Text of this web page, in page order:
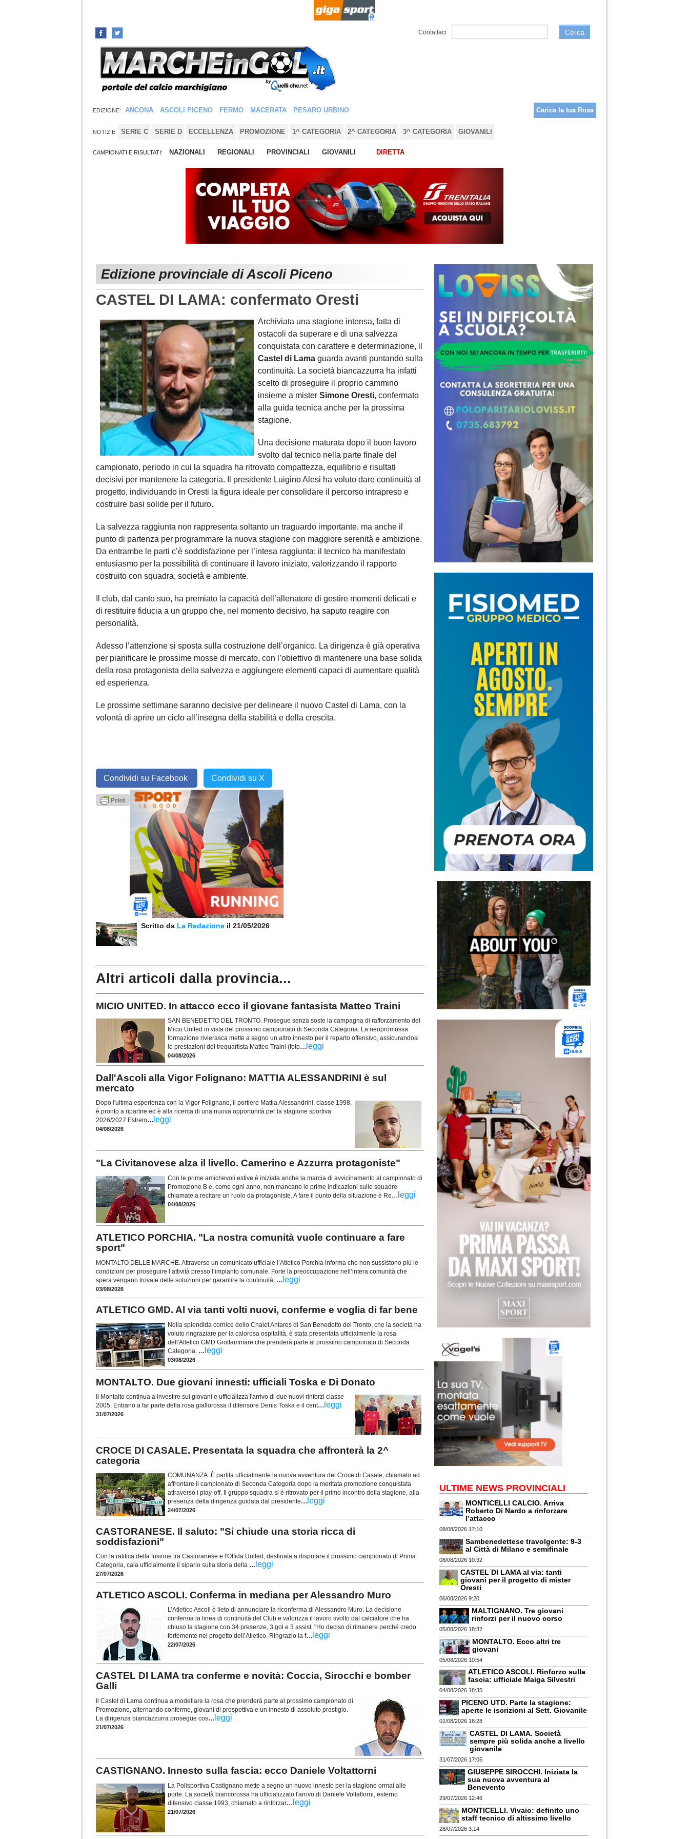
Contattaci Cerca
EDIZIONE: ANCONA ASCOLI PICENO FERMO MACERATA PESARO URBINO Carica la tua Rosa
NOTIZIE: SERIE C SERIE D ECCELLENZA PROMOZIONE 1^ CATEGORIA 2^ CATEGORIA 3^ CATEGORIA GIOVANILI
CAMPIONATI E RISULTATI: NAZIONALI REGIONALI PROVINCIALI GIOVANILI DIRETTA
Edizione provinciale di Ascoli Piceno
CASTEL DI LAMA: confermato Oresti
Archiviata una stagione intensa, fatta di
ostacoli da superare e di una salvezza
conquistata con carattere e determinazione, il
Castel di Lama guarda avanti puntando sulla
continuità. La società biancazzurra ha infatti
scelto di proseguire il proprio cammino
insieme a mister Simone Oresti, confermato
alla guida tecnica anche per la prossima
stagione.
Una decisione maturata dopo il buon lavoro
svolto dal tecnico nella parte finale del
campionato, periodo in cui la squadra ha ritrovato compattezza, equilibrio e risultati
decisivi per mantenere la categoria. Il presidente Luigino Alesi ha voluto dare continuità al
progetto, individuando in Oresti la figura ideale per consolidare il percorso intrapreso e
costruire basi solide per il futuro.
La salvezza raggiunta non rappresenta soltanto un traguardo importante, ma anche il
punto di partenza per programmare la nuova stagione con maggiore serenità e ambizione.
Da entrambe le parti c’è soddisfazione per l’intesa raggiunta: il tecnico ha manifestato
entusiasmo per la possibilità di continuare il lavoro iniziato, valorizzando il rapporto
costruito con squadra, società e ambiente.
Il club, dal canto suo, ha premiato la capacità dell’allenatore di gestire momenti delicati e
di restituire fiducia a un gruppo che, nel momento decisivo, ha saputo reagire con
personalità.
Adesso l’attenzione si sposta sulla costruzione dell’organico. La dirigenza è già operativa
per pianificare le prossime mosse di mercato, con l’obiettivo di mantenere una base solida
della rosa protagonista della salvezza e aggiungere elementi capaci di aumentare qualità
ed esperienza.
Le prossime settimane saranno decisive per delineare il nuovo Castel di Lama, con la
volontà di aprire un ciclo all’insegna della stabilità e della crescita.
Condividi su Facebook Condividi su X
Scritto da La Redazione il 21/05/2026
Altri articoli dalla provincia...
MICIO UNITED. In attacco ecco il giovane fantasista Matteo Traini
SAN BENEDETTO DEL TRONTO. Prosegue senza soste la campagna di rafforzamento del
Micio United in vista del prossimo campionato di Seconda Categoria. La neopromossa
formazione rivierasca mette a segno un altro innesto per il reparto offensivo, assicurandosi
le prestazioni del trequartista Matteo Traini (foto... leggi
04/08/2026
Dall'Ascoli alla Vigor Folignano: MATTIA ALESSANDRINI è sul
mercato
Dopo l'ultima esperienza con la Vigor Folignano, il portiere Mattia Alessandrini, classe 1998,
è pronto a ripartire ed è alla ricerca di una nuova opportunità per la stagione sportiva
2026/2027.Estrem... leggi
04/08/2026
"La Civitanovese alza il livello. Camerino e Azzurra protagoniste"
Con le prime amichevoli estive è iniziata anche la marcia di avvicinamento al campionato di
Promozione B e, come ogni anno, non mancano le prime indicazioni sulle squadre
chiamate a recitare un ruolo da protagoniste. A fare il punto della situazione è Re... leggi
04/08/2026
ATLETICO PORCHIA. "La nostra comunità vuole continuare a fare
sport"
MONTALTO DELLE MARCHE. Attraverso un comunicato ufficiale l’Atletico Porchia informa che non sussistono più le
condizioni per proseguire l’attività presso l’impianto comunale. Forte la preoccupazione nell’intera comunità che
spera vengano trovate delle soluzioni per garantire la continuità. ... leggi
03/08/2026
ATLETICO GMD. Al via tanti volti nuovi, conferme e voglia di far bene
Nella splendida cornice dello Chalet Antares di San Benedetto del Tronto, che la società ha
voluto ringraziare per la calorosa ospitalità, è stata presentata ufficialmente la rosa
dell'Atletico GMD Grottammare che prenderà parte al prossimo campionato di Seconda
Categoria. ... leggi
03/08/2026
MONTALTO. Due giovani innesti: ufficiali Toska e Di Donato
Il Montalto continua a investire sui giovani e ufficializza l'arrivo di due nuovi rinforzi classe
2005. Entrano a far parte della rosa giallorossa il difensore Denis Toska e il cent... leggi
31/07/2026
CROCE DI CASALE. Presentata la squadra che affronterà la 2^
categoria
COMUNANZA. È partita ufficialmente la nuova avventura del Croce di Casale, chiamato ad
affrontare il campionato di Seconda Categoria dopo la meritata promozione conquistata
attraverso i play-off. Il gruppo squadra si è ritrovato per il primo incontro della stagione, alla
presenza della dirigenza guidata dal presidente... leggi
24/07/2026
CASTORANESE. Il saluto: "Si chiude una storia ricca di
soddisfazioni"
Con la ratifica della fusione tra Castoranese e l'Offida United, destinata a disputare il prossimo campionato di Prima
Categoria, cala ufficialmente il sipario sulla storia della ... leggi
27/07/2026
ATLETICO ASCOLI. Conferma in mediana per Alessandro Muro
L’Atletico Ascoli è lieto di annunciare la riconferma di Alessandro Muro. La decisione
conferma la linea di continuità del Club e valorizza il lavoro svolto dal calciatore che ha
chiuso la stagione con 34 presenze, 3 gol e 3 assist. "Ho deciso di rimanere perché credo
fortemente nel progetto dell’Atletico. Ringrazio la f... leggi
22/07/2026
CASTEL DI LAMA tra conferme e novità: Coccia, Sirocchi e bomber
Galli
Il Castel di Lama continua a modellare la rosa che prenderà parte al prossimo campionato di
Promozione, alternando conferme, giovani di prospettiva e un innesto di assoluto prestigio.
La dirigenza biancazzurra prosegue cos... leggi
21/07/2026
CASTIGNANO. Innesto sulla fascia: ecco Daniele Voltattorni
La Polisportiva Castignano mette a segno un nuovo innesto per la stagione ormai alle
porte. La società biancorossa ha ufficializzato l'arrivo di Daniele Voltattorni, esterno
difensivo classe 1993, chiamato a rinforzar... leggi
21/07/2026
ULTIME NEWS PROVINCIALI
MONTICELLI CALCIO. Arriva
Roberto Di Nardo a rinforzare
l’attacco
08/08/2026 17:10
Sambenedettese travolgente: 9-3
al Città di Milano e semifinale
08/08/2026 10:32
CASTEL DI LAMA al via: tanti
giovani per il progetto di mister
Oresti
06/08/2026 9:20
MALTIGNANO. Tre giovani
rinforzi per il nuovo corso
05/08/2026 18:32
MONTALTO. Ecco altri tre
giovani
05/08/2026 10:54
ATLETICO ASCOLI. Rinforzo sulla
fascia: ufficiale Maiga Silvestri
04/08/2026 18:35
PICENO UTD. Parte la stagione:
aperte le iscrizioni al Sett. Giovanile
01/08/2026 18:28
CASTEL DI LAMA. Società
sempre più solida anche a livello
giovanile
31/07/2026 17:05
GIUSEPPE SIROCCHI. Iniziata la
sua nuova avventura al
Benevento
29/07/2026 12:46
MONTICELLI. Vivaio: definito uno
staff tecnico di altissimo livello
28/07/2026 3:14